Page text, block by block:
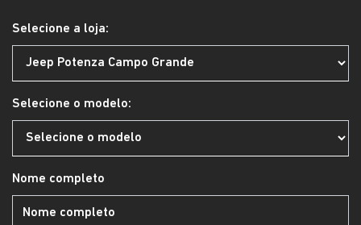
Selecione a loja:
Selecione o modelo:
Nome completo